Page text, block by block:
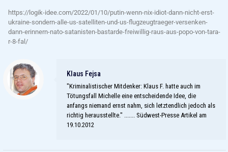
https://logik-idee.com/2022/01/10/putin-wenn-nix-idiot-dann-nicht-erst-
ukraine-sondern-alle-us-satelliten-und-us-flugzeugtraeger-versenken-
dann-erinnern-nato-satanisten-bastarde-freiwillig-raus-aus-popo-von-tara-
r-8-fal/
Klaus Fejsa
"Kriminalistischer Mitdenker: Klaus F. hatte auch im
Tötungsfall Michelle eine entscheidende Idee, die
anfangs niemand ernst nahm, sich letztendlich jedoch als
richtig herausstellte." ....... Südwest-Presse Artikel am
19.10.2012